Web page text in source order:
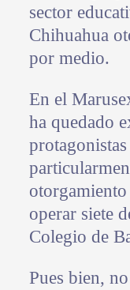
sector
Chihuahua
por medio.
En el
ha quedado
otorgamiento
operar siete
Colegio de
Pues bien,